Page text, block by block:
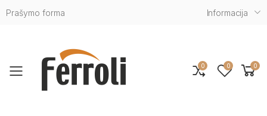
Prašymo forma Informacija
Toggle mobile menu
0 0 0